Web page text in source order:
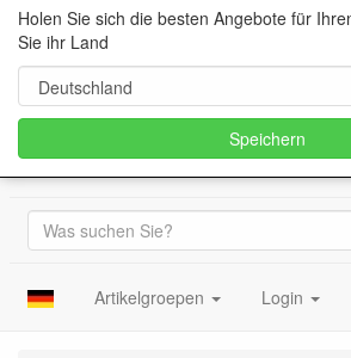
Artikelgroepen Login
Holen Sie sich die besten Angebote für
Sie ihr Land
Speichern